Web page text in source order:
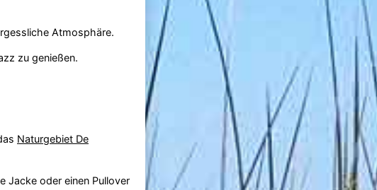
Atmosphäre.
zu genießen.
Naturgebiet De
Jacke oder einen Pullover